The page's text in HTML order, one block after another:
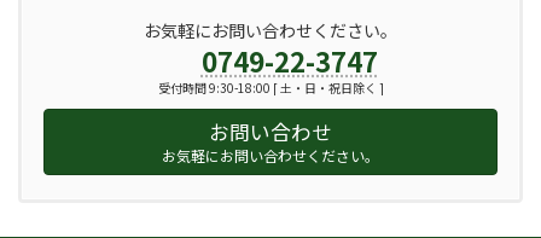
お気軽にお問い合わせください。
0749-22-3747
受付時間 9:30-18:00 [ 土・日・祝日除く ]
お問い合わせ
お気軽にお問い合わせください。